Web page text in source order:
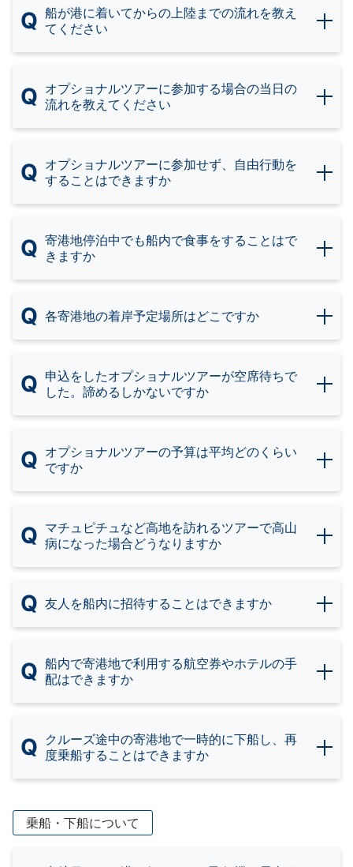
Q 船が港に着いてからの上陸までの流れを教え
てください
Q オプショナルツアーに参加する場合の当日の
流れを教えてください
Q オプショナルツアーに参加せず、自由行動を
することはできますか
Q 寄港地停泊中でも船内で食事をすることはで
きますか
Q 各寄港地の着岸予定場所はどこですか
Q 申込をしたオプショナルツアーが空席待ちで
した。諦めるしかないですか
Q オプショナルツアーの予算は平均どのくらい
ですか
Q マチュピチュなど高地を訪れるツアーで高山
病になった場合どうなりますか
Q 友人を船内に招待することはできますか
Q 船内で寄港地で利用する航空券やホテルの手
配はできますか
Q クルーズ途中の寄港地で一時的に下船し、再
度乗船することはできますか
乗船・下船について